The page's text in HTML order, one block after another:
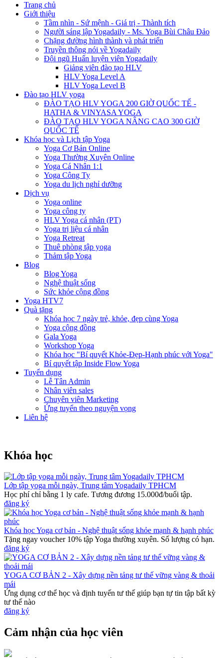
Trang chủ
Giới thiệu
Tầm nhìn - Sứ mệnh - Giá trị - Thành tích
Người sáng lập Yogadaily - Ms. Yoga Bùi Châu Đảo
Chặng đường hình thành và phát triển
Truyền thông nói về Yogadaily
Đội ngũ Huấn luyện viên Yogadaily
Giảng viên đào tạo HLV
HLV Yoga Level A
HLV Yoga Level B
Đào tạo HLV yoga
ĐÀO TẠO HLV YOGA 200 GIỜ QUỐC TẾ -
HATHA & VINYASA YOGA
ĐÀO TẠO HLV YOGA NÂNG CAO 300 GIỜ
QUỐC TẾ
Khóa học và Lịch tập Yoga
Yoga Cơ Bản Online
Yoga Thường Xuyên Online
Yoga Cá Nhân 1:1
Yoga Công Ty
Yoga du lịch nghỉ dưỡng
Dịch vụ
Yoga online
Yoga công ty
HLV Yoga cá nhân (PT)
Yoga trị liệu cá nhân
Yoga Retreat
Thuê phòng tập yoga
Thảm tập Yoga
Blog
Blog Yoga
Nghệ thuật sống
Sức khỏe cộng đồng
Yoga HTV7
Quà tặng
Khóa học 7 ngày trẻ, khỏe, đẹp cùng Yoga
Yoga cộng đồng
Gala Yoga
Workshop Yoga
Khóa học "Bí quyết Khỏe-Đẹp-Hạnh phúc với Yoga"
Bí quyết tập Inside Flow Yoga
Tuyển dụng
Lễ Tân Admin
Nhân viên sales
Chuyên viên Marketing
Ứng tuyển theo nguyện vọng
Liên hệ
Khóa học
Lớp tập yoga mỗi ngày, Trung tâm Yogadaily TPHCM
Học phí chỉ bằng 1 ly cafe. Tương đương 15.000đ/buổi tập.
đăng ký
Khóa học Yoga cơ bản - Nghệ thuật sống khỏe mạnh & hạnh phúc
Tặng ngay voucher 10% tập Yoga thường xuyên. Số lượng có hạn.
đăng ký
YOGA CƠ BẢN 2 - Xây dựng nền tảng tư thế vững vàng & thoải
mái
Ứng dụng cơ thể học và định tuyến tư thế giúp bạn tự tin tập bất kỳ
tư thế nào
đăng ký
Cảm nhận của học viên